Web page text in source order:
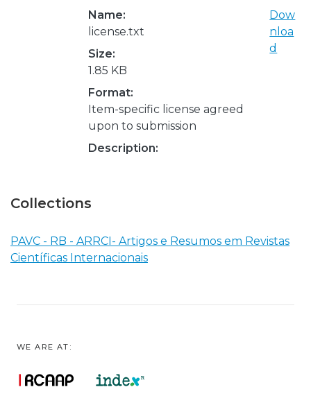
Name:
license.txt
Size:
1.85 KB
Format:
Item-specific license agreed
upon to submission
Description:
Dow
nloa
d
Collections
PAVC - RB - ARRCI- Artigos e Resumos em Revistas
Científicas Internacionais
WE ARE AT: